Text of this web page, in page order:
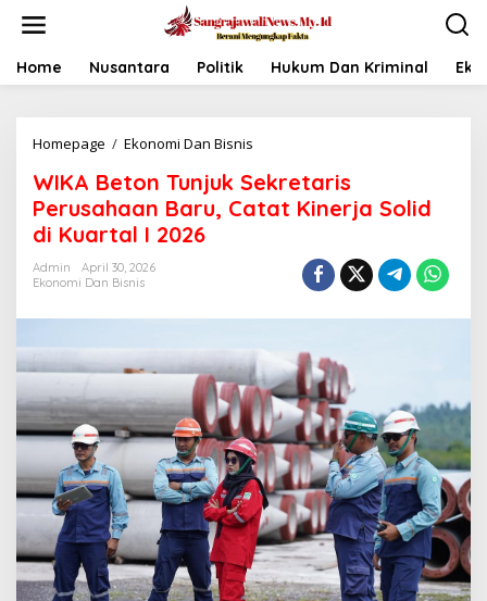
t
Home Nusantara Politik Hukum Dan Kriminal
Homepage / Ekonomi Dan Bisnis
K
A
B
T
n
j
u
k
S
e
k
r
e
t
a
r
i
WIKA Beton Tunjuk Sekretaris
Perusahaan Baru, Catat Kinerja Solid
di Kuartal I 2026
Admin
April 30, 2026
Ekonomi Dan Bisnis